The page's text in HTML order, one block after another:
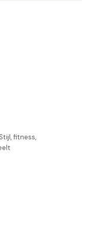
fitness,